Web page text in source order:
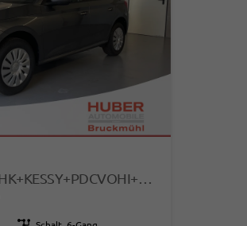
SELECTION 115PS AHK+KESSY+PDCVOHI+KAMERA+CLIMATRONIC+APPCONNECT+SITZHEIZUNG